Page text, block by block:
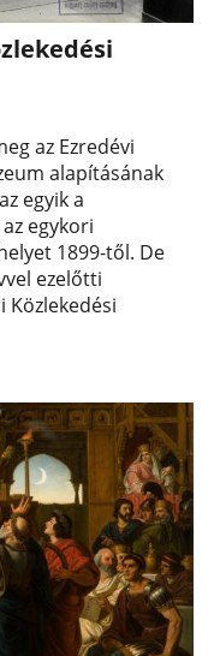
az Ezredévi
alapításának
egyik a
egykori
1899-től. De
ezelőtti
Közlekedési